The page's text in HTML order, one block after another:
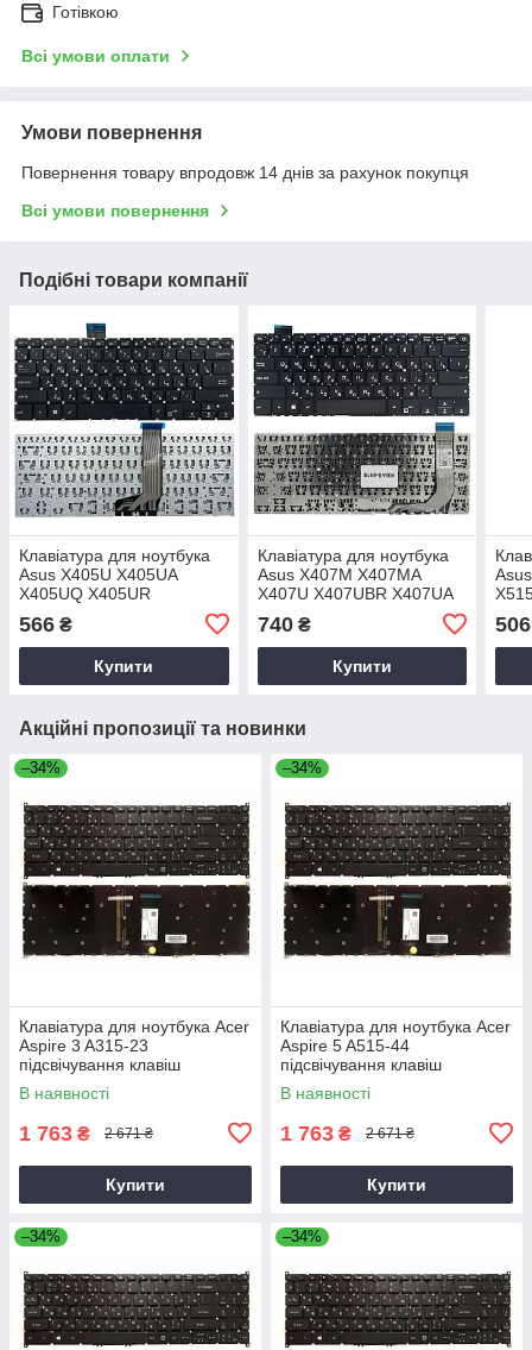
Готівкою
Всі умови оплати
Умови повернення
Повернення товару впродовж 14 днів за рахунок покупця
Всі умови повернення
Подібні товари компанії
Клавіатура для ноутбука
Asus X405U X405UA
X405UQ X405UR
566 ₴
Купити
Клавіатура для ноутбука
Asus X407M X407MA
X407U X407UBR X407UA
PWR чорна без рамки
Прямий Enter Original PRC
740₴
Купити
506
Акційні пропозиції та новинки
–34%
Клавіатура для ноутбука Acer
Aspire 3 A315-23
підсвічування клавіш
В наявності
1 763 ₴ 2 671 ₴
Купити
–34%
Клавіатура для ноутбука Acer
Aspire 5 A515-44
підсвічування клавіш
В наявності
1 763 ₴ 2 671 ₴
Купити
–34% –34%